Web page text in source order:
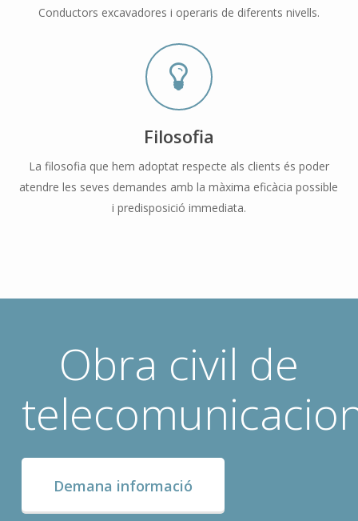
Conductors excavadores i operaris de diferents nivells.
Filosofia
La filosofia que hem adoptat respecte als clients és poder
atendre les seves demandes amb la màxima eficàcia possible
i predisposició immediata.
Obra civil de
Demana informació